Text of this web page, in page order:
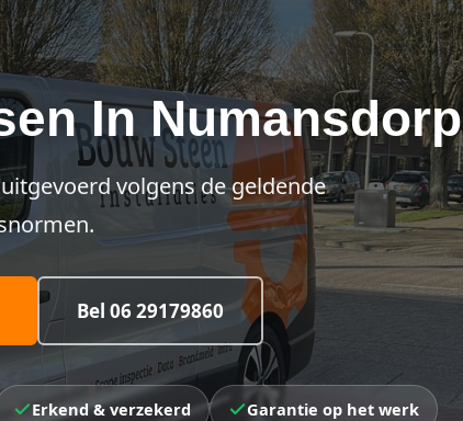
In Numansdorp
volgens de geldende
Bel 06 29179860
Erkend & verzekerd Garantie op het werk